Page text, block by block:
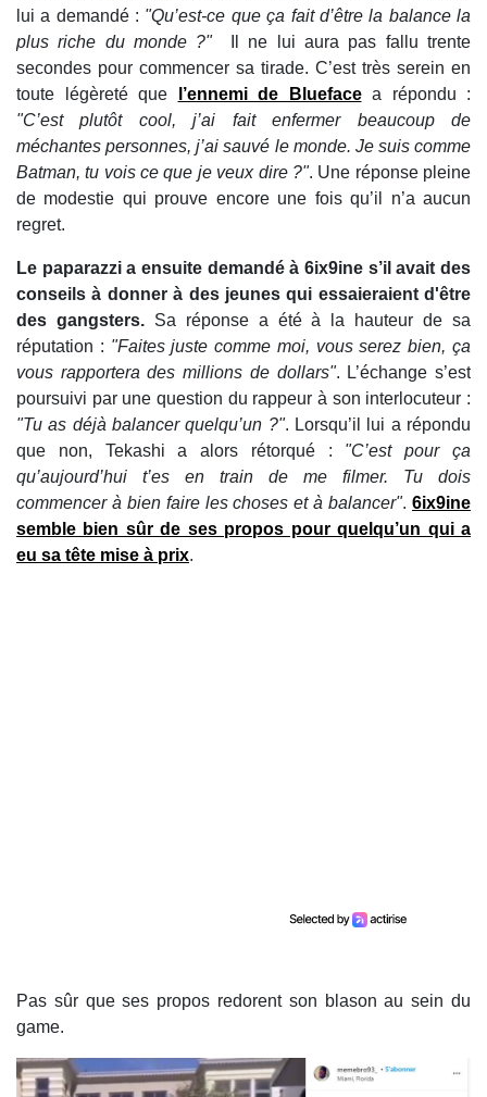
lui a demandé : "Qu’est-ce que ça fait d’être la balance la
plus riche du monde ?"Il ne lui aura pas fallu trente
secondes pour commencer sa tirade. C’est très serein en
toute légèreté que
l’ennemi de Bluefacea répondu :
"C’est plutôt cool, j’ai fait enfermer beaucoup de
méchantes personnes, j’ai sauvé le monde. Je suis comme
Batman, tu vois ce que je veux dire ?". Une réponse pleine
de modestie qui prouve encore une fois qu’il n’a aucun
regret.
Le paparazzi a ensuite demandé à 6ix9ine s’il avait des
conseils à donner à des jeunes qui essaieraient d'être
des gangsters.Sa réponse a été à la hauteur de sa
réputation : "Faites juste comme moi, vous serez bien, ça
vous rapportera des millions de dollars". L’échange s’est
poursuivi par une question du rappeur à son interlocuteur :
"Tu as déjà balancer quelqu’un ?". Lorsqu’il lui a répondu
que non, Tekashi a alors rétorqué : "C’est pour ça
qu’aujourd’hui t’es en train de me filmer. Tu dois
commencer à bien faire les choses et à balancer".6ix9ine
semble bien sûr de ses propos pour quelqu’un qui a
eu sa tête mise à prix.
Pas sûr que ses propos redorent son blason au sein du
game.